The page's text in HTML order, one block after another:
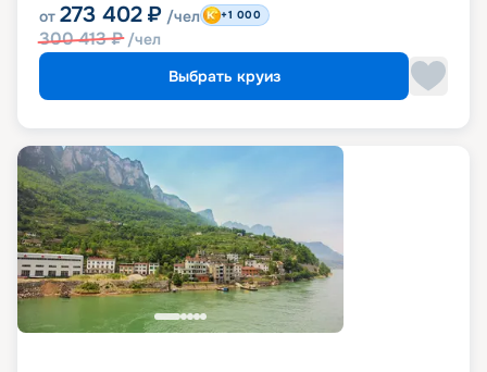
от 273 402 ₽ /чел
300 413₽ /чел
+1 000
Выбрать круиз